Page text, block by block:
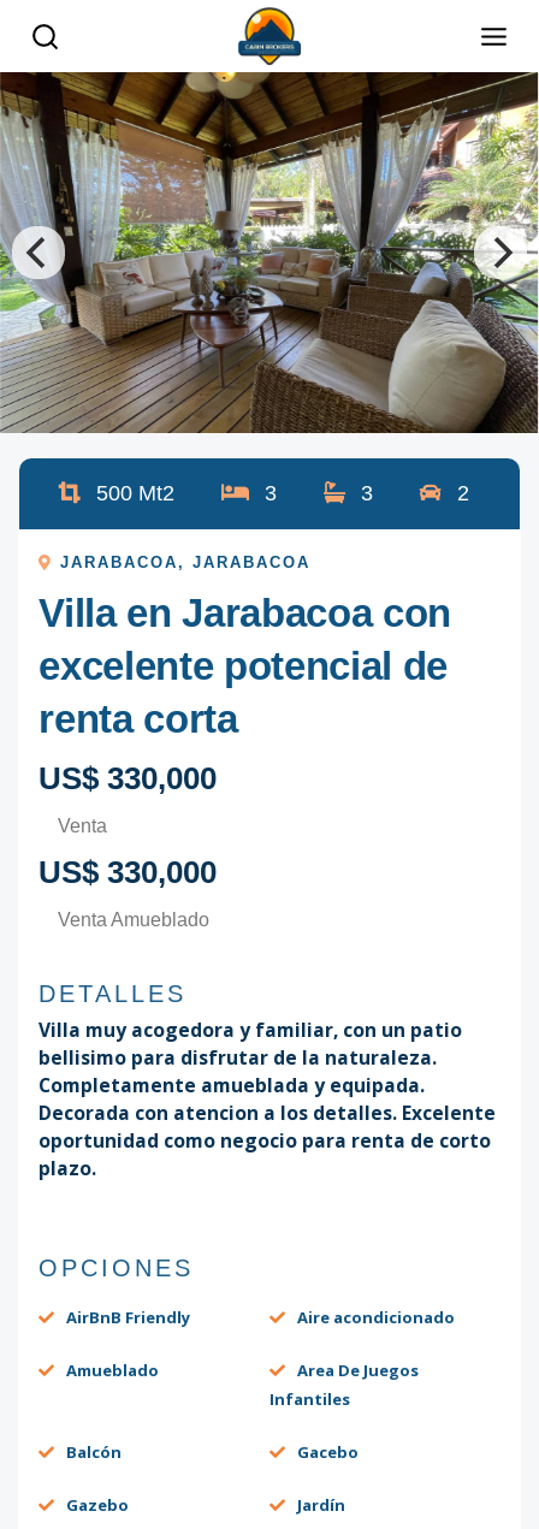
500 Mt2 3 3 2
JARABACOA ,JARABACOA
Villa en Jarabacoa con
excelente potencial de
renta corta
US$ 330,000
Venta
US$ 330,000
Venta Amueblado
DETALLES
Villa muy acogedora y familiar, con un patio
bellisimo para disfrutar de la naturaleza.
Completamente amueblada y equipada.
Decorada con atencion a los detalles. Excelente
oportunidad como negocio para renta de corto
plazo.
OPCIONES
AirBnB Friendly Aire acondicionado
Amueblado
Area De Juegos
Infantiles
Balcón Gacebo
Gazebo Jardín